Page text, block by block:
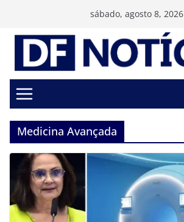
conteúdo
sábado, agosto 8, 2026
Medicina Avançada